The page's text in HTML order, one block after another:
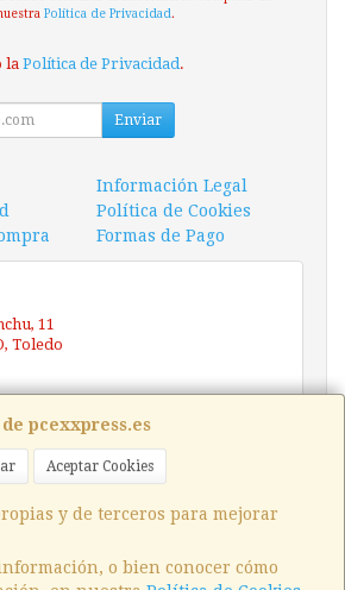
pcexxpress.es
Aceptar Cookies
y de terceros para mejorar
o bien conocer cómo
Política de Privacidad.
la Política de Privacidad.
Enviar
Información Legal
Política de Cookies
Formas de Pago
11
, Toledo
/ Domingo (CERRADO)